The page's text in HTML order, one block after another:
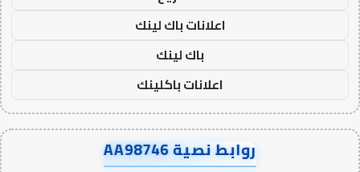
اعلانات باك لينك
باك لينك
اعلانات باكلينك
روابط نصية AA98746